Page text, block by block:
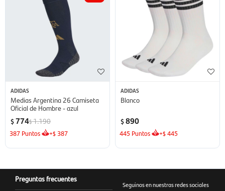
ADIDAS
Medias Argentina 26 Camiseta
Oficial de Hombre - azul
$774$1.190
387 Puntos +$ 387
ADIDAS
Blanco
$890
445 Puntos +$445
Preguntas frecuentes
Seguinos en nuestras redes sociales